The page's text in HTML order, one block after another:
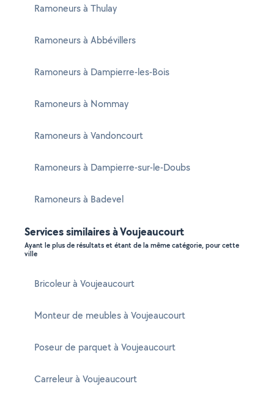
Ramoneurs à Thulay
Ramoneurs à Abbévillers
Ramoneurs à Dampierre-les-Bois
Ramoneurs à Nommay
Ramoneurs à Vandoncourt
Ramoneurs à Dampierre-sur-le-Doubs
Ramoneurs à Badevel
Services similaires à Voujeaucourt
Ayant le plus de résultats et étant de la même catégorie, pour cette
ville
Bricoleur à Voujeaucourt
Monteur de meubles à Voujeaucourt
Poseur de parquet à Voujeaucourt
Carreleur à Voujeaucourt